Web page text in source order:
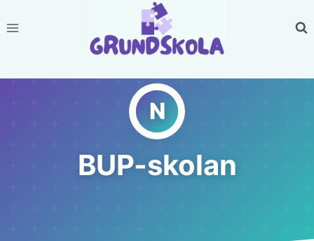
to
BUP-skolan